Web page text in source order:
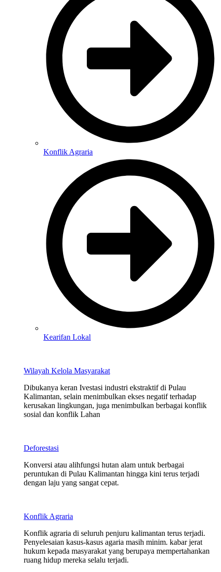
Konflik Agraria
Kearifan Lokal
Wilayah Kelola Masyarakat
Dibukanya keran Ivestasi industri ekstraktif di Pulau
Kalimantan, selain menimbulkan ekses negatif terhadap
kerusakan lingkungan, juga menimbulkan berbagai konflik
sosial dan konflik Lahan
Deforestasi
Konversi atau alihfungsi hutan alam untuk berbagai
peruntukan di Pulau Kalimantan hingga kini terus terjadi
dengan laju yang sangat cepat.
Konflik Agraria
Konflik agraria di seluruh penjuru kalimantan terus terjadi.
Penyelesaian kasus-kasus agaria masih minim. kabar jerat
hukum kepada masyarakat yang berupaya mempertahankan
ruang hidup mereka selalu terjadi.